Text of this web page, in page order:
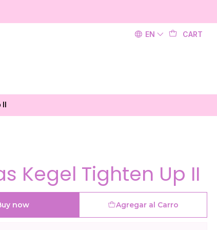
EN CART
Kegel Tighten Up II
Agregar al Carro
now